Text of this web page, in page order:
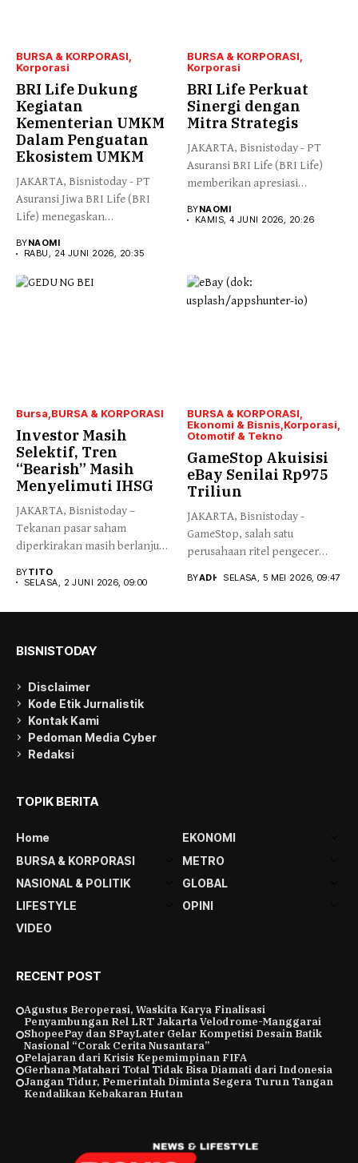
BURSA & KORPORASI
Korporasi
BRI Life Dukung
Kegiatan
Kementerian UMKM
Dalam Penguatan
Ekosistem UMKM
JAKARTA, Bisnistoday - PT
Asuransi Jiwa BRI Life (BRI
Life) menegaskan
BYNAOMI
RABU, 24 JUNI 2026, 20:35
BURSA & KORPORASI
Korporasi
BRI Life Perkuat
Sinergi dengan
Mitra Strategis
JAKARTA, Bisnistoday - PT
Asuransi BRI Life (BRI Life)
memberikan apresiasi
BYNAOMI
KAMIS, 4 JUNI 2026, 20:26
Bursa BURSA & KORPORASI
Investor Masih
Selektif, Tren
“Bearish” Masih
Menyelimuti IHSG
JAKARTA, Bisnistoday –
Tekanan pasar saham
diperkirakan masih berlanjut
BYTITO
SELASA, 2 JUNI 2026, 09:00
BURSA & KORPORASI
Ekonomi & Bisnis Korporasi
Otomotif & Tekno
GameStop Akuisisi
eBay Senilai Rp975
Triliun
JAKARTA, Bisnistoday -
GameStop, salah satu
perusahaan ritel pengecer
BYADI SELASA, 5 MEI 2026, 09:47
BISNISTODAY
Disclaimer
Kode Etik Jurnalistik
Kontak Kami
Pedoman Media Cyber
Redaksi
TOPIK BERITA
Home
EKONOMI
BURSA & KORPORASI
METRO
NASIONAL & POLITIK
GLOBAL
LIFESTYLE
OPINI
VIDEO
RECENT POST
Agustus Beroperasi, Waskita Karya Finalisasi
Penyambungan Rel LRT Jakarta Velodrome-Manggarai
ShopeePay dan SPayLater Gelar Kompetisi Desain Batik
Nasional “Corak Cerita Nusantara”
Pelajaran dari Krisis Kepemimpinan FIFA
Gerhana Matahari Total Tidak Bisa Diamati dari Indonesia
Jangan Tidur, Pemerintah Diminta Segera Turun Tangan
Kendalikan Kebakaran Hutan